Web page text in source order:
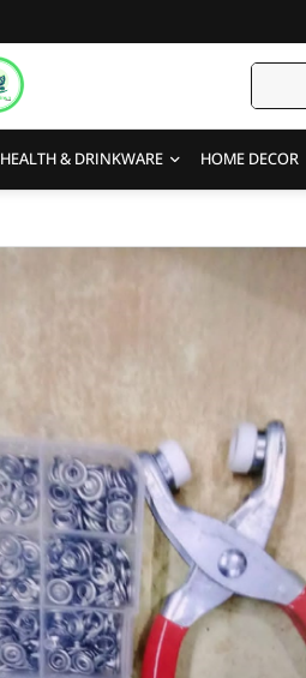
HEALTH & DRINKWARE HOME DECOR